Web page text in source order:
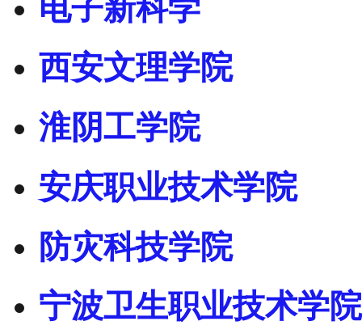
电子新科学
西安文理学院
淮阴工学院
安庆职业技术学院
防灾科技学院
宁波卫生职业技术学院